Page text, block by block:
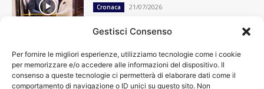
Gestisci Consenso
Per fornire le migliori esperienze, utilizziamo tecnologie come i cookie
per memorizzare e/o accedere alle informazioni del dispositivo. Il
consenso a queste tecnologie ci permetterà di elaborare dati come il
comportamento di navigazione o ID unici su questo sito. Non
Cronaca 21/07/2026
Cronaca
13512
Attualità
7307
top